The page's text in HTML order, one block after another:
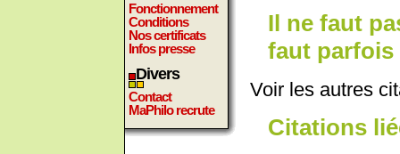
Fonctionnement
Conditions
Nos certificats
Infos presse
Divers
Contact
MaPhilo recrute
Il ne faut
faut parfois
Voir les autres
Citations